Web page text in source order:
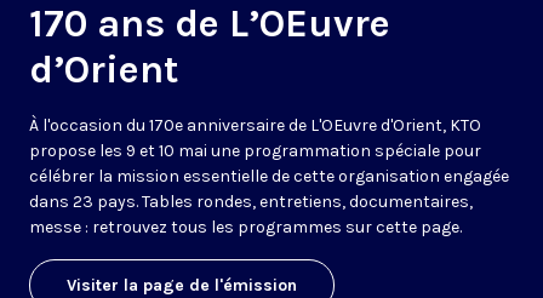
170 ans de L’OEuvre
d’Orient
À l'occasion du 170e anniversaire de L'OEuvre d'Orient, KTO
propose les 9 et 10 mai une programmation spéciale pour
célébrer la mission essentielle de cette organisation engagée
dans 23 pays. Tables rondes, entretiens, documentaires,
messe : retrouvez tous les programmes sur cette page.
Visiter la page de l'émission